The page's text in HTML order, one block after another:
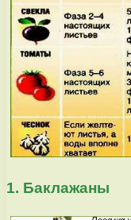
1. Баклажаны